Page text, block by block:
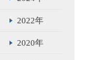
2022年
2020年